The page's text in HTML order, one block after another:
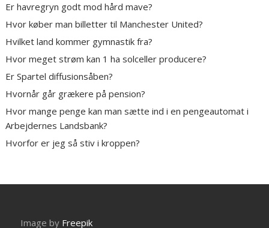
Er havregryn godt mod hård mave?
Hvor køber man billetter til Manchester United?
Hvilket land kommer gymnastik fra?
Hvor meget strøm kan 1 ha solceller producere?
Er Spartel diffusionsåben?
Hvornår går grækere på pension?
Hvor mange penge kan man sætte ind i en pengeautomat i
Arbejdernes Landsbank?
Hvorfor er jeg så stiv i kroppen?
Image by Freepik